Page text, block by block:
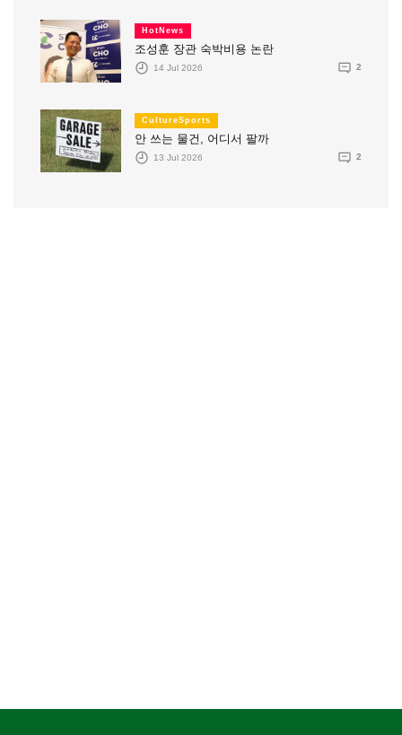
HotNews
조성훈 장관 숙박비용 논란
14 Jul 2026 2
CultureSports
안 쓰는 물건, 어디서 팔까
13 Jul 2026 2